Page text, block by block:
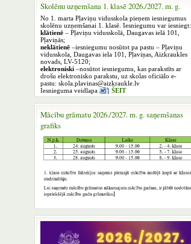
Skolēnu uzņemšana 1. klasē 2026./2027. m. g.
No 1. marta Pļaviņu vidusskola pieņem iesniegumus
skolēnu uzņemšanai 1. klasē. Iesniegumu var iesniegt:
klātienē – Pļaviņu vidusskolā, Daugavas ielā 101,
Pļaviņās;
neklātienē –iesniegumu nosūtot pa pastu – Pļaviņu
vidusskola, Daugavas iela 101, Pļaviņas, Aizkraukles
novads, LV-5120;
elektroniski –nosūtot iesniegumu, kas parakstīts ar
drošu elektronisko parakstu, uz skolas oficiālo e-
pastu: skola.plavinas@aizkraukle.lv
Iesnieguma veidlapa
ŠEIT
Mācību grāmatu 2026./2027. m. g. saņemšanas
grafiks